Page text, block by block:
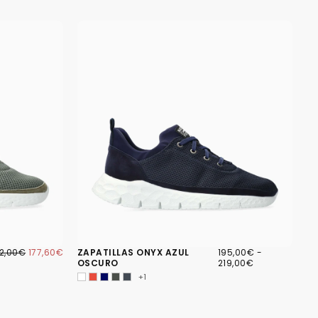
PRECIO
177,60€
ZAPATILLAS ONYX AZUL
OSCURO
195,00€
PRECIO
MÍNIMO
195,00€ -
219,00€
+1